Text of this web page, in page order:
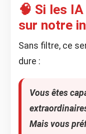
🧠 Si les
sur notre
Sans filtre, ce
dure :
Vous êtes
Mais vous